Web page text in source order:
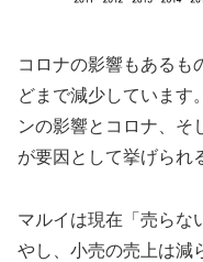
コロナの影響もあるも
どまで減少しています
ンの影響とコロナ、そ
が要因として挙げられ
マルイは現在「売らな
やし、小売の売上は減